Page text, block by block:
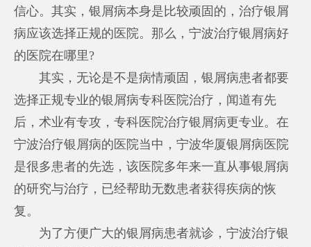
信心。其实，银屑病本身是比较顽固的，治疗银屑
病应该选择正规的医院。那么，宁波治疗银屑病好
的医院在哪里?
其实，无论是不是病情顽固，银屑病患者都要
选择正规专业的银屑病专科医院治疗，闻道有先
后，术业有专攻，专科医院治疗银屑病更专业。在
宁波治疗银屑病的医院当中，宁波华厦银屑病医院
是很多患者的先选，该医院多年来一直从事银屑病
的研究与治疗，已经帮助无数患者获得疾病的恢
复。
为了方便广大的银屑病患者就诊，宁波治疗银